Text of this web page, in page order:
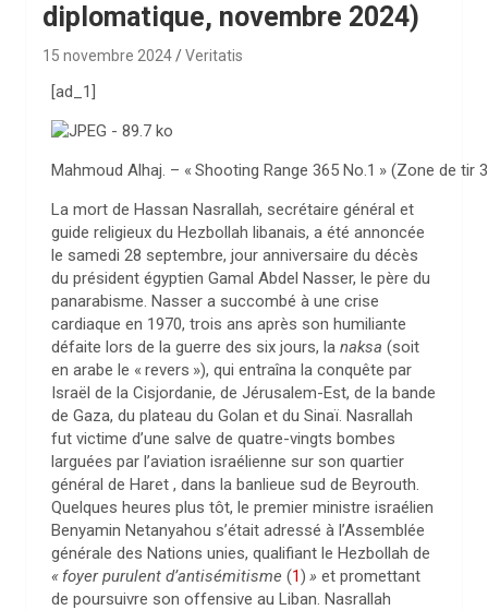
diplomatique, novembre 2024)
15 novembre 2024 Veritatis
[ad_1]
Mahmoud Alhaj. – « Shooting Range 365 No.1 » (Zone de tir
La mort de Hassan Nasrallah, secrétaire général et
guide religieux du Hezbollah libanais, a été annoncée
le samedi 28 septembre, jour anniversaire du décès
du président égyptien Gamal Abdel Nasser, le père du
panarabisme. Nasser a succombé à une crise
cardiaque en 1970, trois ans après son humiliante
défaite lors de la guerre des six jours, la naksa (soit
en arabe le « revers »), qui entraîna la conquête par
Israël de la Cisjordanie, de Jérusalem-Est, de la bande
de Gaza, du plateau du Golan et du Sinaï. Nasrallah
fut victime d’une salve de quatre-vingts bombes
larguées par l’aviation israélienne sur son quartier
général de Haret , dans la banlieue sud de Beyrouth.
Quelques heures plus tôt, le premier ministre israélien
Benyamin Netanyahou s’était adressé à l’Assemblée
générale des Nations unies, qualifiant le Hezbollah de
« foyer purulent d’antisémitisme (1) » et promettant
de poursuivre son offensive au Liban. Nasrallah